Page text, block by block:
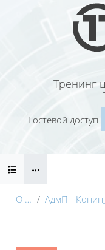
Перейти к основному
Тренинг
Гостевой доступ
Блоки
О курсе